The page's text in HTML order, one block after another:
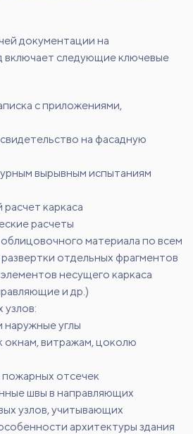
документации на
включает следующие ключевые
с приложениями,
на фасадную
вырывным испытаниям
каркаса
расчеты
материала по всем
отдельных фрагментов
несущего каркаса
и др.)
наружные углы
окнам, витражам, цоколю
отсечек
швы в направляющих
узлов, учитывающих
архитектуры здания